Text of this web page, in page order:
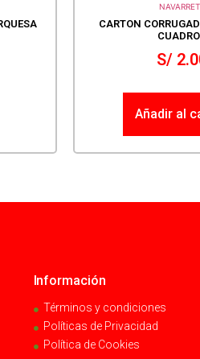
CARTON
S/
Añadir al
Información
Términos y condiciones
Políticas de Privacidad
Política de Cookies